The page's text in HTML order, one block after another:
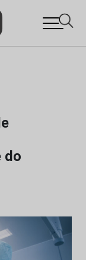
do